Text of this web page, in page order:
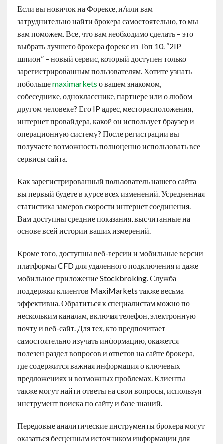
Если вы новичок на Форексе, и/или вам
затруднительно найти брокера самостоятельно, то мы
вам поможем. Все, что вам необходимо сделать – это
выбрать лучшего брокера форекс из Топ 10. “2IP
шпион” – новый сервис, который доступен только
зарегистрированным пользователям. Хотите узнать
побольшеmaximarkets о вашем знакомом,
собеседнике, однокласснике, партнере или о любом
другом человеке? Его IP адрес, месторасположения,
интернет провайдера, какой он использует браузер и
операционную систему? После регистрации вы
получаете возможность полноценно использовать все
сервисы сайта.
Как зарегистрированный пользователь нашего сайта
вы первый будете в курсе всех изменений. Усредненная
статистика замеров скорости интернет соединения.
Вам доступны средние показания, высчитанные на
основе всей истории ваших измерений.
Кроме того, доступны веб-версии и мобильные версии
платформы CFD для удаленного подключения и даже
мобильное приложение Stockbroking. Служба
поддержки клиентов MaxiMarkets также весьма
эффективна. Обратиться к специалистам можно по
нескольким каналам, включая телефон, электронную
почту и веб-сайт. Для тех, кто предпочитает
самостоятельно изучать информацию, окажется
полезен раздел вопросов и ответов на сайте брокера,
где содержится важная информация о ключевых
предложениях и возможных проблемах. Клиенты
также могут найти ответы на свои вопросы, используя
инструмент поиска по сайту и базе знаний.
Передовые аналитические инструменты брокера могут
оказаться бесценным источником информации для